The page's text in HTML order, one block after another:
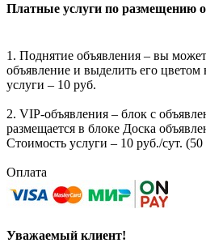
Платные услуги по размещению
1. Поднятие объявления – вы
объявление и выделить его цветом
услуги – 10 руб.
2. VIP-объявления – блок с
размещается в блоке Доска
Стоимость услуги – 10 руб./сут.
Оплата
Уважаемый клиент!